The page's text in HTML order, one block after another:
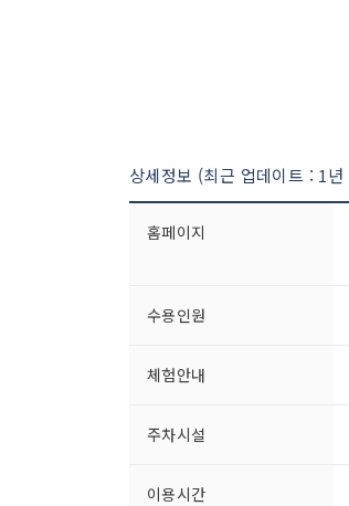
상세정보 (최근 업데이트 : 1년
홈페이지
수용인원
체험안내
주차시설
이용시간